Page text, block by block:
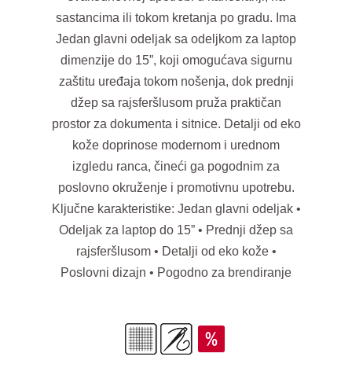
sastancima ili tokom kretanja po gradu. Ima
Jedan glavni odeljak sa odeljkom za laptop
dimenzije do 15”, koji omogućava sigurnu
zaštitu uređaja tokom nošenja, dok prednji
džep sa rajsferšlusom pruža praktičan
prostor za dokumenta i sitnice. Detalji od eko
kože doprinose modernom i urednom
izgledu ranca, čineći ga pogodnim za
poslovno okruženje i promotivnu upotrebu.
Ključne karakteristike: Jedan glavni odeljak •
Odeljak za laptop do 15” • Prednji džep sa
rajsferšlusom • Detalji od eko kože •
Poslovni dizajn • Pogodno za brendiranje